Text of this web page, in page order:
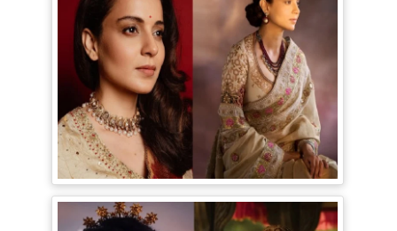
Bollywood Gossip: Gen Z को 'गटरछाप'
कहने वाली Kangana Ranaut के बदले सुर, दी
Digital Age में जीने की सीख